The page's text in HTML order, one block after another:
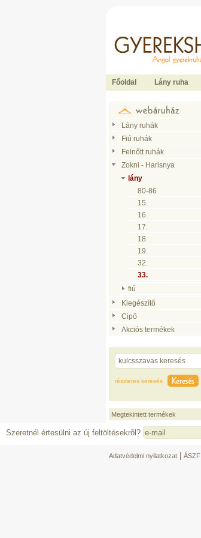
Főoldal Lány ruha
Lány ruhák
Fiú ruhák
Felnőtt ruhák
Zokni - Harisnya
lány
80-86
15.
16.
17.
18.
19.
32.
33.
fiú
Kiegészítő
Cipő
Akciós termékek
részletes keresés
Megtekintett termékek
Szeretnél értesülni az új feltöltésekrõl?
Adatvédelmi nyilatkozat ÁSZF